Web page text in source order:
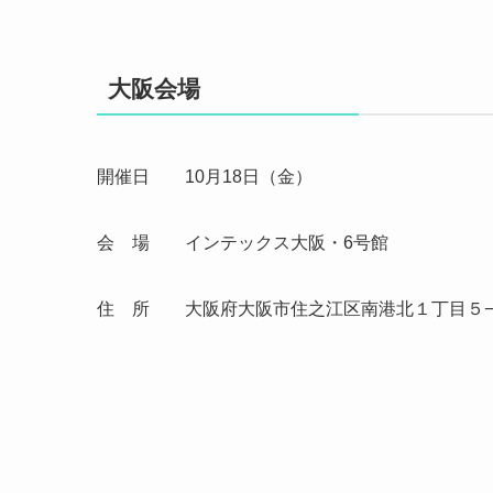
大阪会場
開催日 10月18日（金）
会 場 インテックス大阪・6号館
住 所 大阪府大阪市住之江区南港北１丁目５−